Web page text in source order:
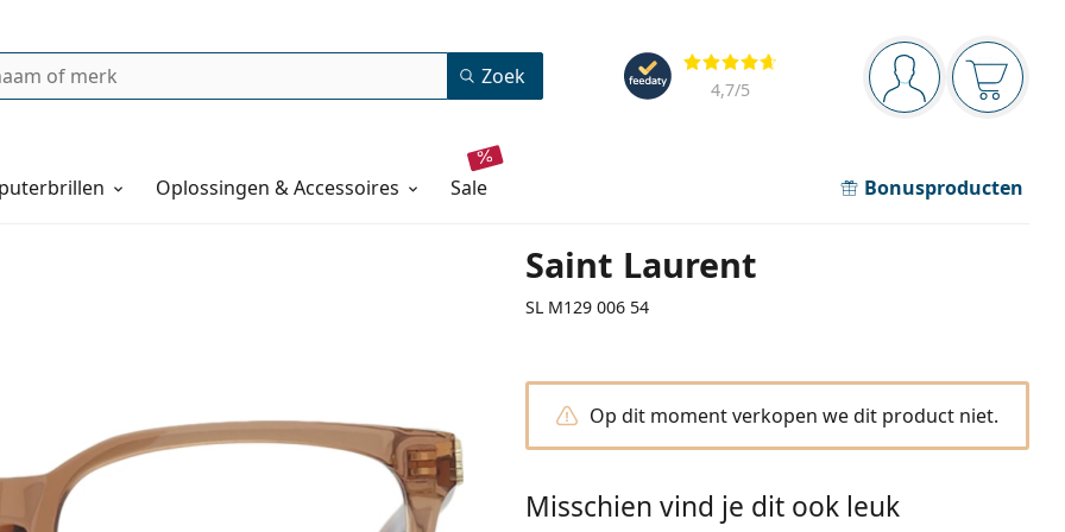
Navigatie
Je bent ingelogd
Jouw
Beoordelingen
4,7/5
Zoek
Oplossingen & Accessoires sale Bonusproducten
Saint Laurent
SL M129 006 54
Op dit moment verkopen we dit product niet.
Misschien vind je dit ook leuk